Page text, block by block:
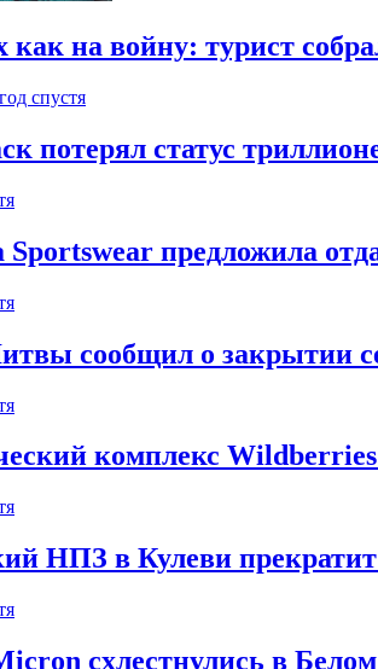
на войну: турист
спустя
потерял статус
Sportswear предложила
сообщил о закрытии
комплекс
НПЗ в Кулеви
схлестнулись в